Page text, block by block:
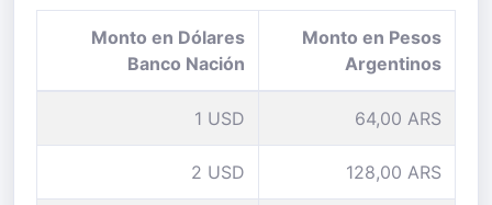
Monto en Dólares
Banco Nación
Monto en Pesos
Argentinos
1 USD 64,00 ARS
2 USD 128,00 ARS